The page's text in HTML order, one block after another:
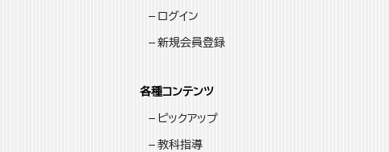
ログイン
新規会員登録
各種コンテンツ
ピックアップ
教科指導